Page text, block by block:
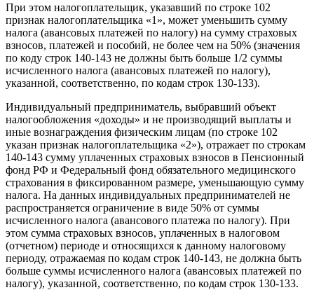
При этом налогоплательщик, указавший по строке 102
признак налогоплательщика «1», может уменьшить сумму
налога (авансовых платежей по налогу) на сумму страховых
взносов, платежей и пособий, не более чем на 50% (значения
по коду строк 140-143 не должны быть больше 1/2 суммы
исчисленного налога (авансовых платежей по налогу),
указанной, соответственно, по кодам строк 130-133).
Индивидуальный предприниматель, выбравший объект
налогообложения «доходы» и не производящий выплаты и
иные вознаграждения физическим лицам (по строке 102
указан признак налогоплательщика «2»), отражает по строкам
140-143 сумму уплаченных страховых взносов в Пенсионный
фонд РФ и Федеральный фонд обязательного медицинского
страхования в фиксированном размере, уменьшающую сумму
налога. На данных индивидуальных предпринимателей не
распространяется ограничение в виде 50% от суммы
исчисленного налога (авансового платежа по налогу). При
этом сумма страховых взносов, уплаченных в налоговом
(отчетном) периоде и относящихся к данному налоговому
периоду, отражаемая по кодам строк 140-143, не должна быть
больше суммы исчисленного налога (авансовых платежей по
налогу), указанной, соответственно, по кодам строк 130-133.